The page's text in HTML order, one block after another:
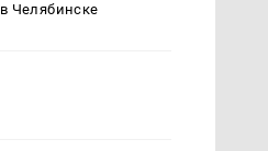
в Челябинске